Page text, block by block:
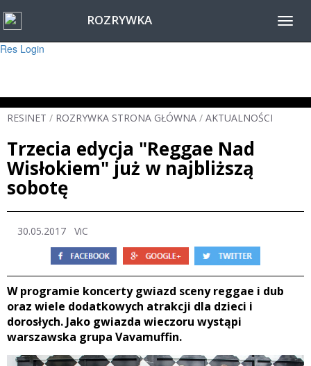
Warning
: session_start(): Failed to read session data: user (path: ) in
Res Login
ROZRYWKA
RESINET / ROZRYWKA STRONA GŁÓWNA / AKTUALNOŚCI
Trzecia edycja "Reggae Nad
Wisłokiem" już w najbliższą
sobotę
30.05.2017 ViC
W programie koncerty gwiazd sceny reggae i dub
oraz wiele dodatkowych atrakcji dla dzieci i
dorosłych. Jako gwiazda wieczoru wystąpi
warszawska grupa Vavamuffin.